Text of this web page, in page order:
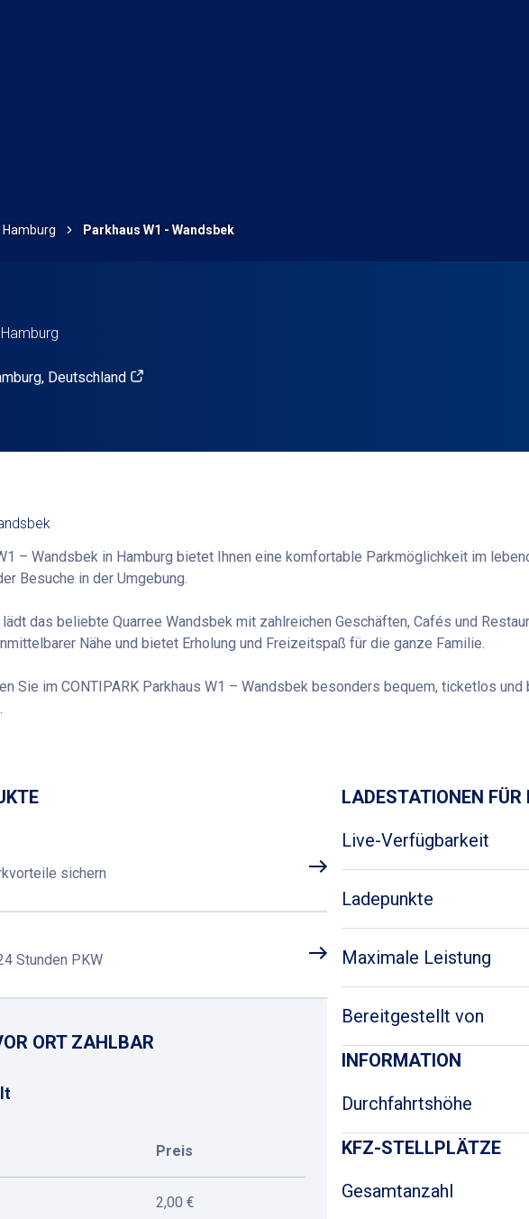
Hamburg Parkhaus W1 - Wandsbek
Deutschland
– Wandsbek in Hamburg bietet Ihnen eine komfortable Parkmöglichkeit im
Besuche in der Umgebung.
das beliebte Quarree Wandsbek mit zahlreichen Geschäften, Cafés und
Nähe und bietet Erholung und Freizeitspaß für die ganze Familie.
Sie im CONTIPARK Parkhaus W1 – Wandsbek besonders bequem, ticketlos
sichern
Stunden PKW
ORT ZAHLBAR
Preis
2,00 €
LADESTATIONEN FÜR
Live-Verfügbarkeit
Ladepunkte
Maximale Leistung
Bereitgestellt von
INFORMATION
Durchfahrtshöhe
KFZ-STELLPLÄTZE
Gesamtanzahl